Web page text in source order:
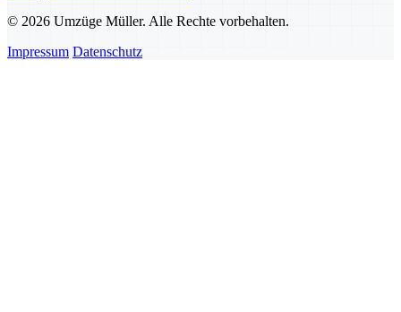
© 2026 Umzüge Müller. Alle Rechte vorbehalten.
Impressum Datenschutz